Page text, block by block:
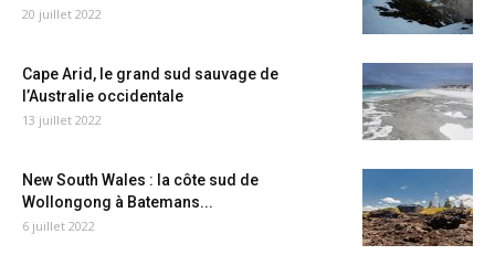
20 juillet 2022
Cape Arid, le grand sud sauvage de
l’Australie occidentale
13 juillet 2022
New South Wales : la côte sud de
Wollongong à Batemans...
6 juillet 2022